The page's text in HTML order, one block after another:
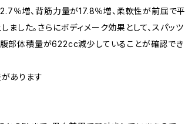
％増、背筋力量が17.8％増、柔軟性が前屈で平
した。さらにボディメーク効果として、スパッツ
部体積量が622cc減少していることが確認でき
あります